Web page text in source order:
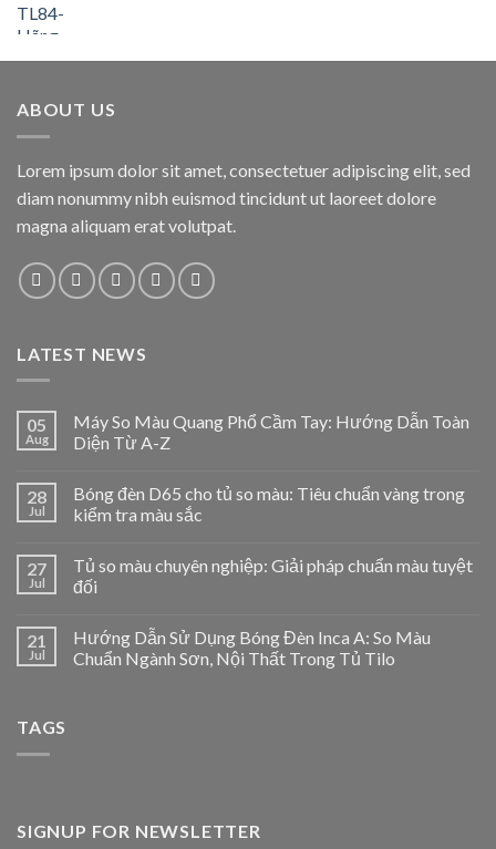
ABOUT US
Lorem ipsum dolor sit amet, consectetuer adipiscing elit, sed
diam nonummy nibh euismod tincidunt ut laoreet dolore
magna aliquam erat volutpat.
LATEST NEWS
05
Aug
Máy So Màu Quang Phổ Cầm Tay: Hướng Dẫn Toàn
Diện Từ A-Z
28
Jul
Bóng đèn D65 cho tủ so màu: Tiêu chuẩn vàng trong
kiểm tra màu sắc
27
Jul
Tủ so màu chuyên nghiệp: Giải pháp chuẩn màu tuyệt
đối
21
Jul
Hướng Dẫn Sử Dụng Bóng Đèn Inca A: So Màu
Chuẩn Ngành Sơn, Nội Thất Trong Tủ Tilo
TAGS
SIGNUP FOR NEWSLETTER